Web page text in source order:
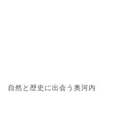
自然と歴史に出会う奥河内